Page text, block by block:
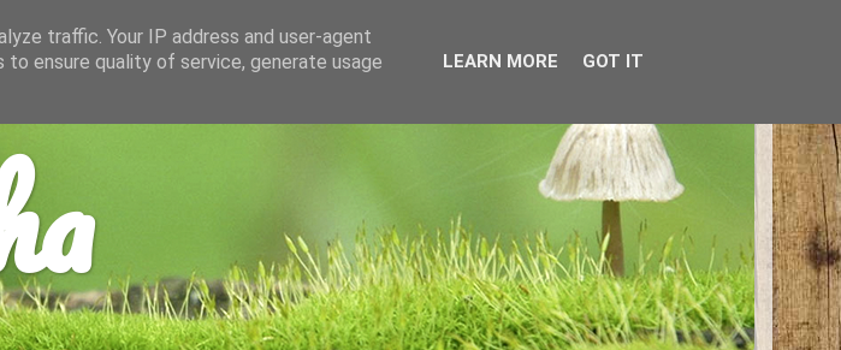
traffic. Your IP address and user-agent
ensure quality of service, generate usage
LEARN MORE GOT IT